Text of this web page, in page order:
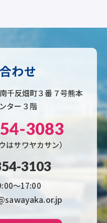
わせ
千反畑町３番７号熊本
ター３階
3083
はサワヤカサン）
3103
〜17:00